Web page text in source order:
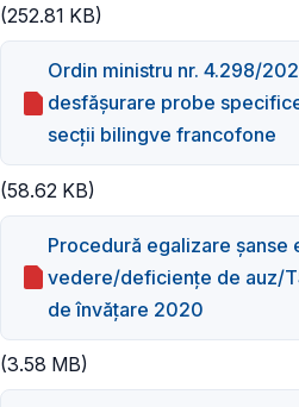
(252.81 KB)
Ordin ministru nr. 4.298/
desfășurare probe
secții bilingve francofone
(58.62 KB)
Procedură egalizare
vedere/deficiențe de auz/
de învățare 2020
(3.58 MB)